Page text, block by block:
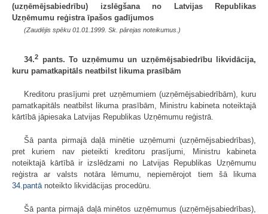
(uzņēmējsabiedrību) izslēgšana no Latvijas Republikas
Uzņēmumu reģistra īpašos gadījumos
(Zaudējis spēku 01.01.1999. Sk. pārejas noteikumus.)
34.2
pants. To uzņēmumu un uzņēmējsabiedrību likvidācija,
kuru pamatkapitāls neatbilst likuma prasībām
Kreditoru prasījumi pret uzņēmumiem (uzņēmējsabiedrībām), kuru
pamatkapitāls neatbilst likuma prasībām, Ministru kabineta noteiktajā
kārtībā jāpiesaka Latvijas Republikas Uzņēmumu reģistrā.
Šā panta pirmajā daļā minētie uzņēmumi (uzņēmējsabiedrības),
pret kuriem nav pieteikti kreditoru prasījumi, Ministru kabineta
noteiktajā kārtībā ir izslēdzami no Latvijas Republikas Uzņēmumu
reģistra ar valsts notāra lēmumu, nepiemērojot tiem šā likuma
34.pantānoteikto likvidācijas procedūru.
Šā panta pirmajā daļā minētos uzņēmumus (uzņēmējsabiedrības),